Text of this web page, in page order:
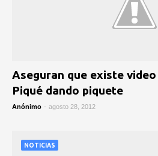
Aseguran que existe
Piqué dando piquete
Anónimo - agosto 28, 2012
NOTICIAS